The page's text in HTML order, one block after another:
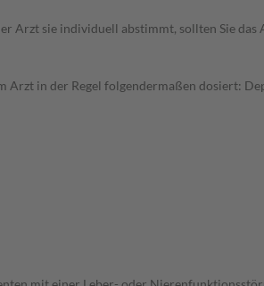
Arzt sie individuell abstimmt, sollten Sie
in der Regel folgendermaßen dosiert: